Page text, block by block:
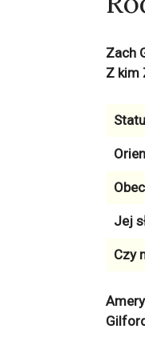
Zach
Z kim
Jej
Czy